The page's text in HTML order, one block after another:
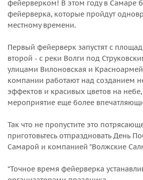
фейерверком! В этом году в Самаре
фейерверка, которые пройдут
местному времени.
Первый фейерверк запустят с
второй - с реки Волги под
улицами Вилоновская и
компании работают над созданием
эффектов и красивых цветов на небе,
мероприятие еще более
Так что не пропустите это
приготовьтесь отпраздновать День
Самарой и компанией "Волжские
*Точное время фейерверка